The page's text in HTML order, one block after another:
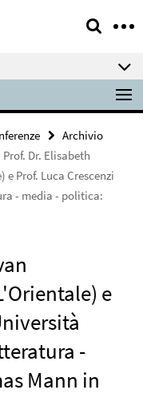
Archivio
Prof. Dr. Elisabeth
Prof. Luca Crescenzi
- media - politica:
e
-
Mann in